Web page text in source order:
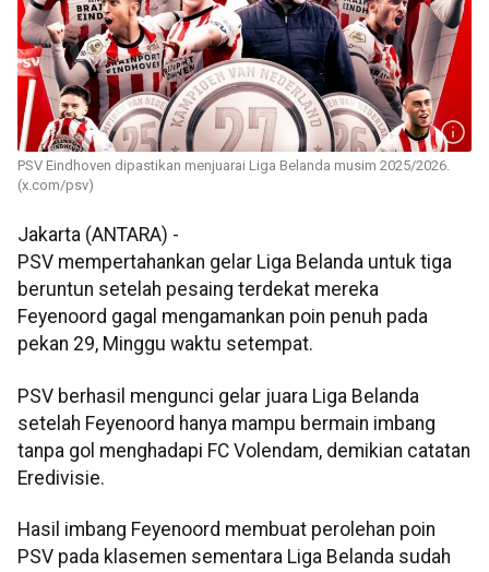
PSV Eindhoven dipastikan menjuarai Liga Belanda musim 2025/2026.
(x.com/psv)
Jakarta (ANTARA) -
PSV mempertahankan gelar Liga Belanda untuk tiga
beruntun setelah pesaing terdekat mereka
Feyenoord gagal mengamankan poin penuh pada
pekan 29, Minggu waktu setempat.
PSV berhasil mengunci gelar juara Liga Belanda
setelah Feyenoord hanya mampu bermain imbang
tanpa gol menghadapi FC Volendam, demikian catatan
Eredivisie.
Hasil imbang Feyenoord membuat perolehan poin
PSV pada klasemen sementara Liga Belanda sudah